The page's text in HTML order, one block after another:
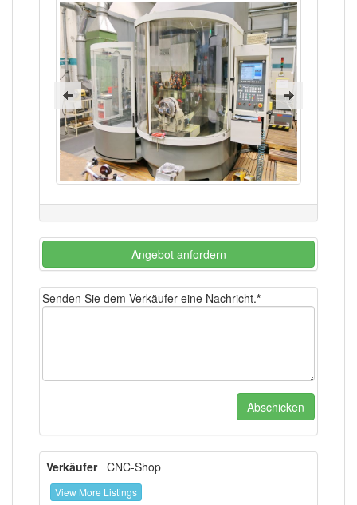
Angebot anfordern
Senden Sie dem Verkäufer eine Nachricht.*
VerkäuferCNC-Shop
View More Listings